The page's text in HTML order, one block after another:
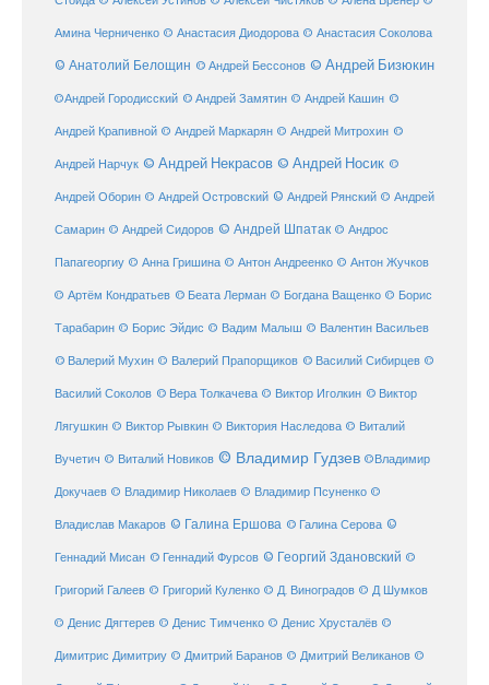
Амина Черниченко © Анастасия Диодорова © Анастасия Соколова
© Анатолий Белощин © Андрей Бессонов © Андрей Бизюкин
©Андрей Городисский © Андрей Замятин © Андрей Кашин ©
Андрей Крапивной © Андрей Маркарян © Андрей Митрохин ©
Андрей Нарчук © Андрей Некрасов © Андрей Носик ©
Андрей Оборин © Андрей Островский © Андрей Рянский © Андрей
Самарин © Андрей Сидоров © Андрей Шпатак © Андрос
Папагеоргиу © Анна Гришина © Антон Андреенко © Антон Жучков
© Артём Кондратьев © Беата Лерман © Богдана Ващенко © Борис
Тарабарин © Борис Эйдис © Вадим Малыш © Валентин Васильев
© Валерий Мухин © Валерий Прапорщиков © Василий Сибирцев ©
Василий Соколов © Вера Толкачева © Виктор Иголкин © Виктор
Лягушкин © Виктор Рывкин © Виктория Наследова © Виталий
Вучетич © Виталий Новиков © Владимир Гудзев ©Владимир
Докучаев © Владимир Николаев © Владимир Псуненко ©
Владислав Макаров © Галина Ершова © Галина Серова ©
Геннадий Мисан © Геннадий Фурсов © Георгий Здановский ©
Григорий Галеев © Григорий Куленко © Д. Виноградов © Д Шумков
© Денис Дягтерев © Денис Тимченко © Денис Хрусталёв ©
Димитрис Димитриу © Дмитрий Баранов © Дмитрий Великанов ©